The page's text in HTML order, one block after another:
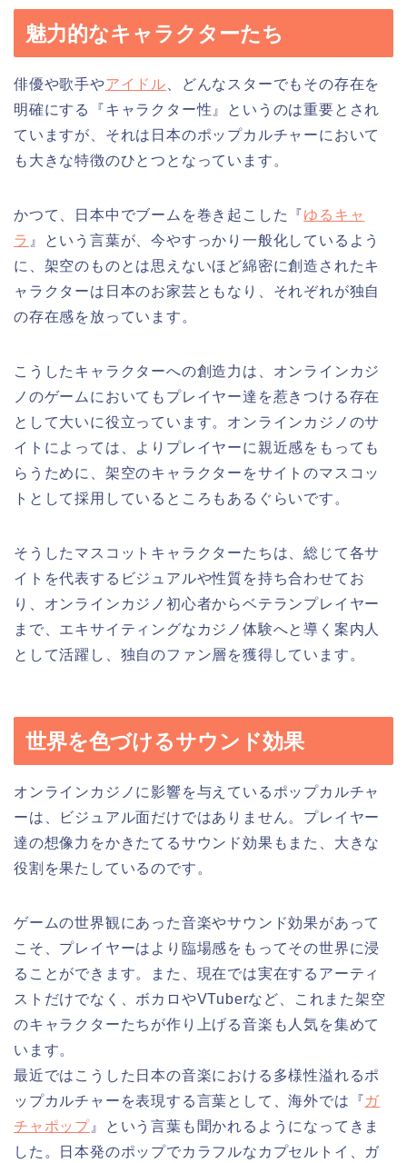
魅力的なキャラクターたち
俳優や歌手やアイドル 、どんなスターでもその存在を
明確にする『キャラクター性』というのは重要とされ
ていますが、それは日本のポップカルチャーにおいて
も大きな特徴のひとつとなっています。
かつて、日本中でブームを巻き起こした『ゆるキャ
ラ 』という言葉が、今やすっかり一般化しているよう
に、架空のものとは思えないほど綿密に創造されたキ
ャラクターは日本のお家芸ともなり、それぞれが独自
の存在感を放っています。
こうしたキャラクターへの創造力は、オンラインカジ
ノのゲームにおいてもプレイヤー達を惹きつける存在
として大いに役立っています。オンラインカジノのサ
イトによっては、よりプレイヤーに親近感をもっても
らうために、架空のキャラクターをサイトのマスコッ
トとして採用しているところもあるぐらいです。
そうしたマスコットキャラクターたちは、総じて各サ
イトを代表するビジュアルや性質を持ち合わせてお
り、オンラインカジノ初心者からベテランプレイヤー
まで、エキサイティングなカジノ体験へと導く案内人
として活躍し、独自のファン層を獲得しています。
世界を色づけるサウンド効果
オンラインカジノに影響を与えているポップカルチャ
ーは、ビジュアル面だけではありません。プレイヤー
達の想像力をかきたてるサウンド効果もまた、大きな
役割を果たしているのです。
ゲームの世界観にあった音楽やサウンド効果があって
こそ、プレイヤーはより臨場感をもってその世界に浸
ることができます。また、現在では実在するアーティ
ストだけでなく、ボカロやVTuberなど、これまた架空
のキャラクターたちが作り上げる音楽も人気を集めて
います。
最近ではこうした日本の音楽における多様性溢れるポ
ップカルチャーを表現する言葉として、海外では『ガ
チャポップ 』という言葉も聞かれるようになってきま
した。日本発のポップでカラフルなカプセルトイ、ガ